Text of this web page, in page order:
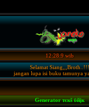
12:28:9 wib
Selamat Siang,,,Broth..!!!
jangan lupa isi buku tamunya
Generator тєкš ϋйįк